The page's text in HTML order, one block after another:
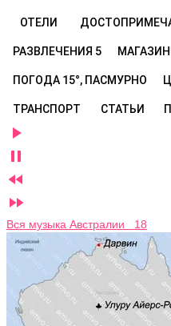
ОТЕЛИ
РАЗВЛЕЧЕНИЯ 5
ПОГОДА 15°, ПАСМУРНО
ТРАНСПОРТ СТАТЬИ




Вся музыка Австралии 18